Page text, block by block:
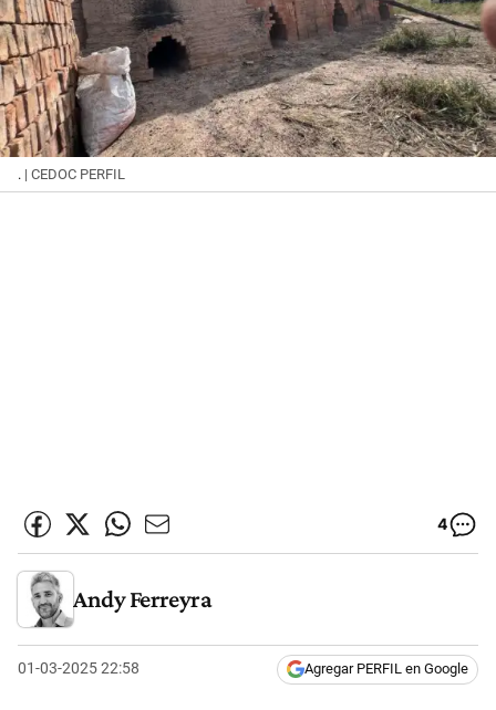
. | CEDOC PERFIL
4
Andy Ferreyra
01-03-2025 22:58 Agregar PERFIL en Google